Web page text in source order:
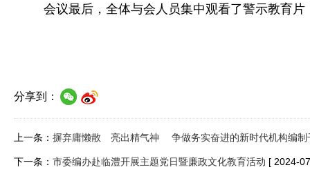
会议最后，全体与会人员集中观看了警示教育片
分享到：
上一条： 摒弃庸懒散 亮出精气神 争做务实奋进的新时代机构编制
下一条： 市委编办赴临澧开展主题党日暨廉政文化教育活动 [ 2024-